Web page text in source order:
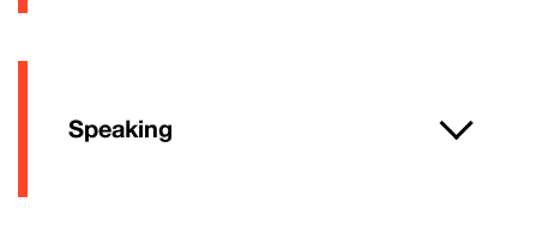
Speaking